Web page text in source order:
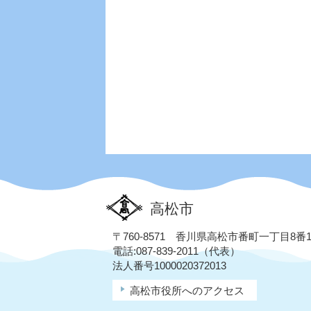
高松市
〒760-8571 香川県高松市番町一丁目8番
電話:087-839-2011（代表）
法人番号1000020372013
高松市役所へのアクセス